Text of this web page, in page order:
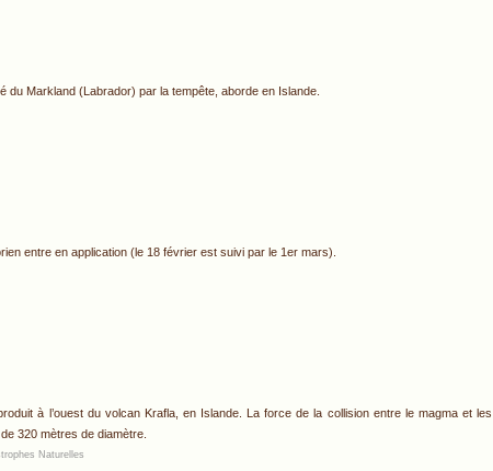
du Markland (Labrador) par la tempête, aborde en Islande.
entre en application (le 18 février est suivi par le 1er mars).
à l’ouest du volcan Krafla, en Islande. La force de la collision entre le magma et les
320 mètres de diamètre.
Naturelles